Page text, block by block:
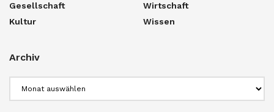
Gesellschaft
Kultur
Wirtschaft
Wissen
Archiv